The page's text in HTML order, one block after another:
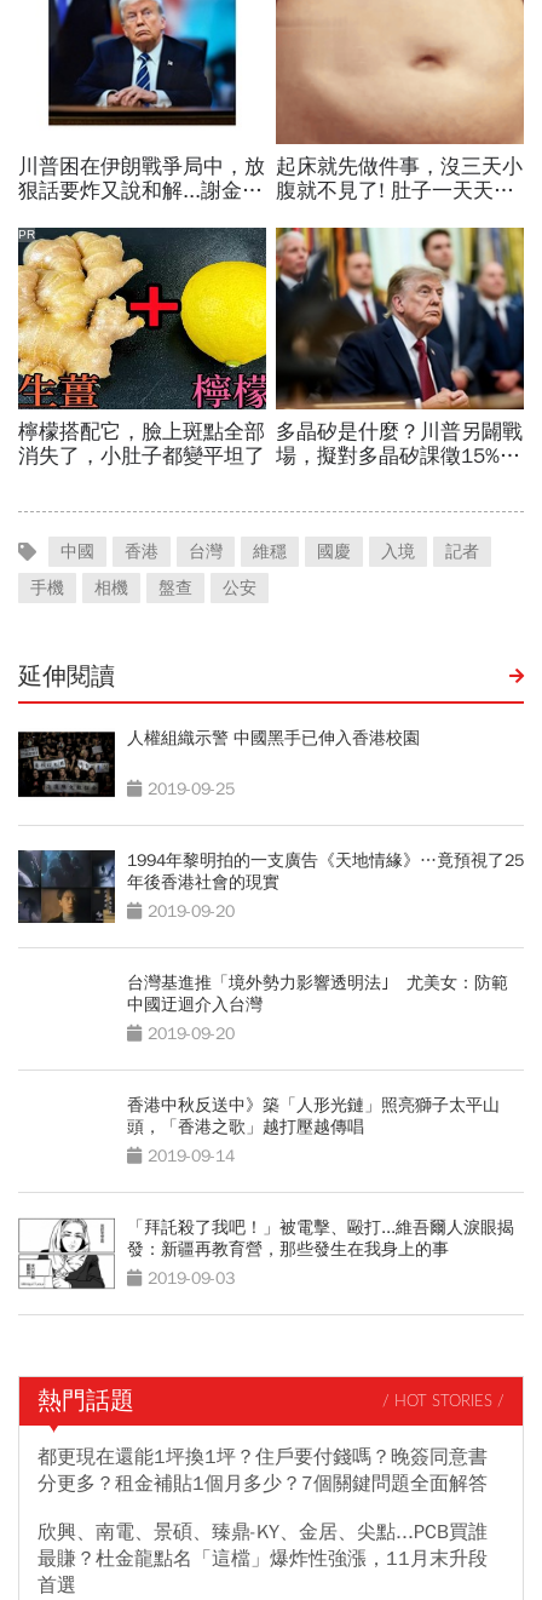
中國 香港 台灣 維穩 國慶 入境
記者
手機
相機 盤查 公安
延伸閱讀
人權組織示警 中國黑手已伸入香港校園
2019-09-25
1994年黎明拍的一支廣告《天地情緣》…竟預視了25
年後香港社會的現實
2019-09-20
台灣基進推「境外勢力影響透明法｣ 尤美女：防範
中國迂迴介入台灣
2019-09-20
香港中秋反送中》築「人形光鏈」照亮獅子太平山
頭，「香港之歌」越打壓越傳唱
2019-09-14
「拜託殺了我吧！」被電擊、毆打...維吾爾人淚眼揭
發：新疆再教育營，那些發生在我身上的事
2019-09-03
熱門話題 / HOT STORIES /
都更現在還能1坪換1坪？住戶要付錢嗎？晚簽同意書
分更多？租金補貼1個月多少？7個關鍵問題全面解答
欣興、南電、景碩、臻鼎-KY、金居、尖點...PCB買誰
最賺？杜金龍點名「這檔」爆炸性強漲，11月末升段
首選